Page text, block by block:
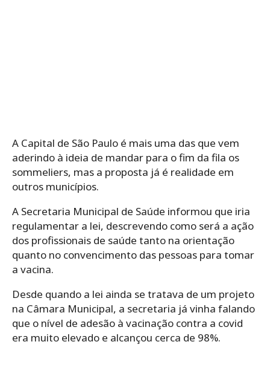
A Capital de São Paulo é mais uma das que vem
aderindo à ideia de mandar para o fim da fila os
sommeliers, mas a proposta já é realidade em
outros municípios.
A Secretaria Municipal de Saúde informou que iria
regulamentar a lei, descrevendo como será a ação
dos profissionais de saúde tanto na orientação
quanto no convencimento das pessoas para tomar
a vacina.
Desde quando a lei ainda se tratava de um projeto
na Câmara Municipal, a secretaria já vinha falando
que o nível de adesão à vacinação contra a covid
era muito elevado e alcançou cerca de 98%.